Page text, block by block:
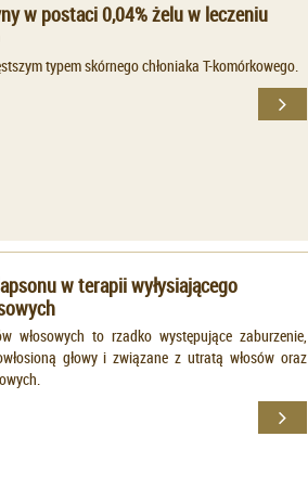
w postaci 0,04% żelu w leczeniu
typem skórnego chłoniaka T-komórkowego.
w terapii wyłysiającego
włosowych to rzadko występujące zaburzenie,
głowy i związane z utratą włosów oraz